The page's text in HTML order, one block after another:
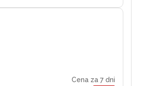
Cena za 7 dni